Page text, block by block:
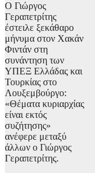
Ο Γιώργος
Γεραπετρίτης
έστειλε ξεκάθαρο
μήνυμα στον Χακάν
Φιντάν στη
συνάντηση των
ΥΠΕΞ Ελλάδας και
Τουρκίας στο
Λουξεμβούργο:
«Θέματα κυριαρχίας
είναι εκτός
συζήτησης»
ανέφερε μεταξύ
άλλων ο Γιώργος
Γεραπετρίτης.